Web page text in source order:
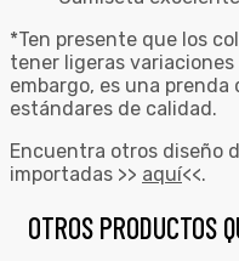
*Ten presente que los
tener ligeras
embargo, es una
estándares de calidad.
Encuentra otros diseño
importadas >> aquí<<.
OTROS PRODUCTOS